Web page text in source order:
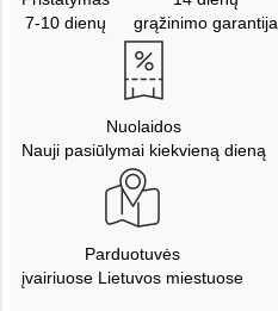
7-10 dienų
grąžinimo garantija
Nuolaidos
Nauji pasiūlymai kiekvieną dieną
Parduotuvės
įvairiuose Lietuvos miestuose